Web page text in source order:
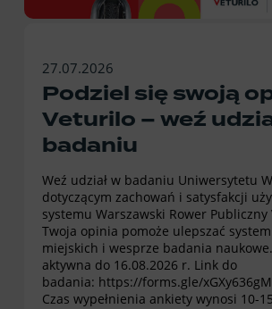
27.07.2026
Podziel się swoją
Veturilo – weź
badaniu
Weź udział w badaniu Uniwersytetu
dotyczącym zachowań i satysfakcji
systemu Warszawski Rower
Twoja opinia pomoże ulepszać
miejskich i wesprze badania
aktywna do 16.08.2026 r. Link do
badania: https://forms.gle/
Czas wypełnienia ankiety wynosi 10-